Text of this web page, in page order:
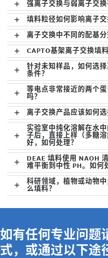
强离子交换与弱离子交换
填料粒径如何影响离子交
离子交换中不同的配基分
CAPTO基架离子交换填
针对未知样品，如何选
条件？
等电点非常接近的两个
吗？
离子交换产品应该如何
实验室中纯化溶解在水
子后，直接上样（多糖
好，如何处理？
DEAE 填料使用 NAOH
难平衡到中性 PH。如何
科研领域，植物或动物
么填料？
如有任何专业问题
式，或通过以下途